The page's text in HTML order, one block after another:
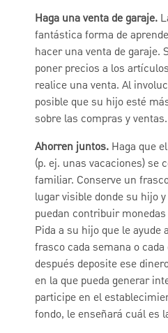
Haga una venta de garaje.
fantástica forma de
hacer una venta de garaje.
poner precios a los
realice una venta. Al
posible que su hijo esté
sobre las compras y ventas.
Ahorren juntos. Haga que
(p. ej. unas vacaciones) se
familiar. Conserve un
lugar visible donde su hijo
puedan contribuir
Pida a su hijo que le
frasco cada semana o
después deposite ese
en la que pueda generar
participe en el
fondo, le enseñará cuál es